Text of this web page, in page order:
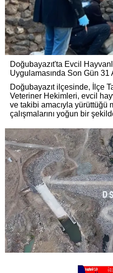
Doğubayazıt'ta Evcil
Uygulamasında Son Gün 31
Doğubayazıt ilçesinde, İlçe
Veteriner Hekimleri, evcil
ve takibi amacıyla yürüttüğü
çalışmalarını yoğun bir